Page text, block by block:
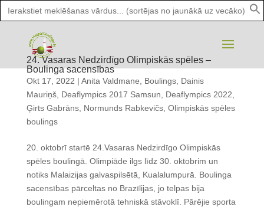
Search
for:
24. Vasaras Nedzirdīgo Olimpiskās spēles –
Boulinga sacensības
Okt 17, 2022 | Anita Valdmane Boulings, Dainis
Mauriņš, Deaflympics 2017 Samsun Deaflympics 2022
Ģirts Gabrāns, Normunds Rabkevičs, Olimpiskās spēles
boulings
20. oktobrī startē 24.Vasaras Nedzirdīgo Olimpiskās
spēles boulingā. Olimpiāde ilgs līdz 30. oktobrim un
notiks Malaizijas galvaspilsētā, Kualalumpurā. Boulinga
sacensības pārceltas no Brazīlijas, jo telpas bija
boulingam nepiemērotā tehniskā stāvoklī. Pārējie sporta